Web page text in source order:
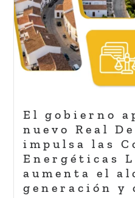
El gobierno
nuevo Real
impulsa las
Energéticas
aumenta el
generación y